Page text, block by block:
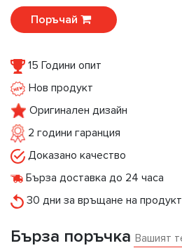
Поръчай
15 Години опит
Нов продукт
Оригинален дизайн
2 години гаранция
Доказано качество
Бърза доставка до 24 часа
30 дни за връщане на продукт
Бърза поръчка